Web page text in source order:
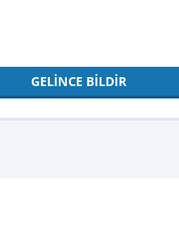
GELİNCE BİLDİR